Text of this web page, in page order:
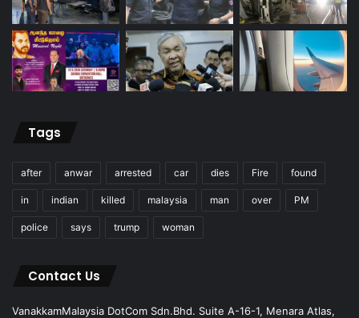
Tags
after anwar arrested car dies Fire found
in indian killed malaysia man over PM
police says trump woman
Contact Us
VanakkamMalaysia DotCom Sdn.Bhd. Suite A-16-1, Menara Atlas,